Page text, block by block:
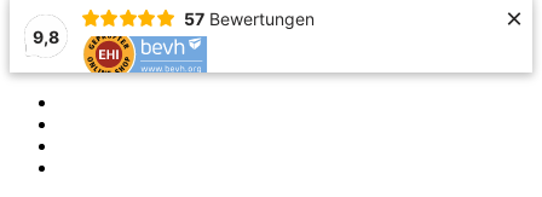
9,8
57 Bewertungen ×